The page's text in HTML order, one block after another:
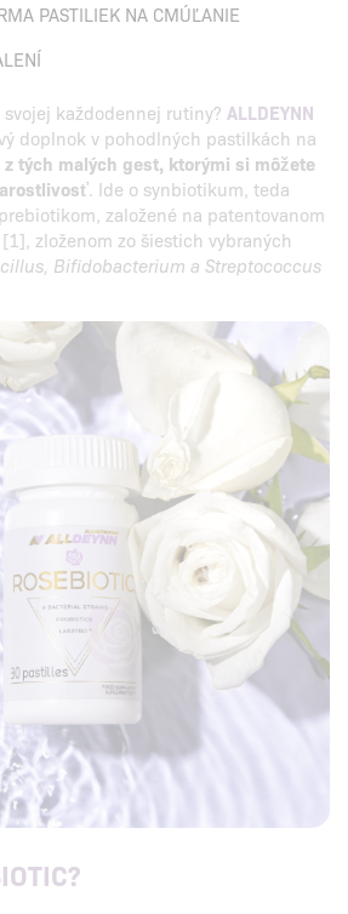
PASTILIEK NA CMÚĽANIE
každodennej rutiny? ALLDEYNN
doplnok v pohodlných pastilkách na
tých malých gest, ktorými si môžete
. Ide o synbiotikum, teda
založené na patentovanom
[1], zloženom zo šiestich vybraných
Bifidobacterium a Streptococcus